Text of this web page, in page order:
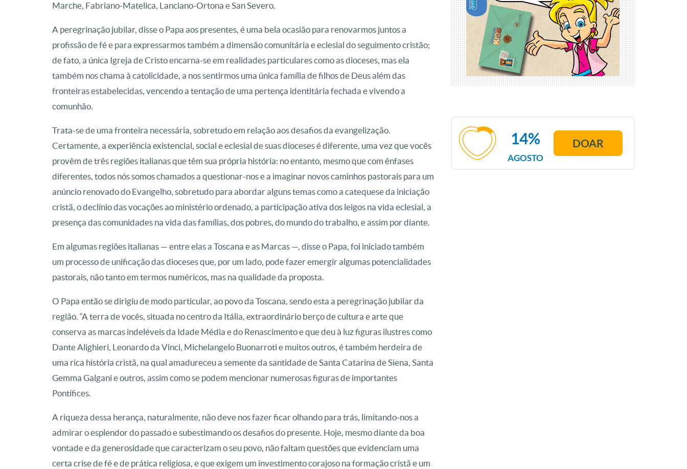
Marche, Fabriano-Matelica, Lanciano-Ortona e San Severo.
A peregrinação jubilar, disse o Papa aos presentes, é uma bela ocasião para renovarmos juntos a
profissão de fé e para expressarmos também a dimensão comunitária e eclesial do seguimento cristão;
de fato, a única Igreja de Cristo encarna-se em realidades particulares como as dioceses, mas ela
também nos chama à catolicidade, a nos sentirmos uma única família de filhos de Deus além das
fronteiras estabelecidas, vencendo a tentação de uma pertença identitária fechada e vivendo a
comunhão.
Trata-se de uma fronteira necessária, sobretudo em relação aos desafios da evangelização.
Certamente, a experiência existencial, social e eclesial de suas dioceses é diferente, uma vez que vocês
provêm de três regiões italianas que têm sua própria história: no entanto, mesmo que com ênfases
diferentes, todos nós somos chamados a questionar-nos e a imaginar novos caminhos pastorais para um
anúncio renovado do Evangelho, sobretudo para abordar alguns temas como a catequese da iniciação
cristã, o declínio das vocações ao ministério ordenado, a participação ativa dos leigos na vida eclesial, a
presença das comunidades na vida das famílias, dos pobres, do mundo do trabalho, e assim por diante.
Em algumas regiões italianas — entre elas a Toscana e as Marcas —, disse o Papa, foi iniciado também
um processo de unificação das dioceses que, por um lado, pode fazer emergir algumas potencialidades
pastorais, não tanto em termos numéricos, mas na qualidade da proposta.
O Papa então se dirigiu de modo particular, ao povo da Toscana, sendo esta a peregrinação jubilar da
região. “A terra de vocês, situada no centro da Itália, extraordinário berço de cultura e arte que
conserva as marcas indeléveis da Idade Média e do Renascimento e que deu à luz figuras ilustres como
Dante Alighieri, Leonardo da Vinci, Michelangelo Buonarroti e muitos outros, é também herdeira de
uma rica história cristã, na qual amadureceu a semente da santidade de Santa Catarina de Siena, Santa
Gemma Galgani e outros, assim como se podem mencionar numerosas figuras de importantes
Pontífices.
A riqueza dessa herança, naturalmente, não deve nos fazer ficar olhando para trás, limitando-nos a
admirar o esplendor do passado e subestimando os desafios do presente. Hoje, mesmo diante da boa
vontade e da generosidade que caracterizam o seu povo, não faltam questões que evidenciam uma
certa crise de fé e de prática religiosa, e que exigem um investimento corajoso na formação cristã e um
AGOSTO
14% DOAR